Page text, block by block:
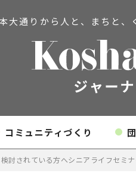
大通りから人と、まちと、
コミュニティづくり
討されている方へシニアライフセミ